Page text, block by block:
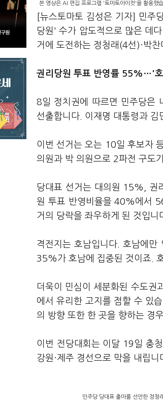
본 영상은 AI 편집 프로그램 '토마토아이컷'을 활용했
[뉴스토마토 김성은 기자] 민주
당원' 수가 압도적으로 많은 데
거에 도전하는 정청래(4선)·박
권리당원 투표 반영률 55%…'
8일 정치권에 따르면 민주당은
선출합니다. 이재명 대통령과 김
이번 선거는 오는 10일 후보자
의원과 박 의원으로 2파전 구도
당대표 선거는 대의원 15%, 권
원 투표 반영비율을 40%에서
거의 당락을 좌우하게 된 것입
격전지는 호남입니다. 호남에
35%가 호남에 집중된 것이죠.
더욱이 민심이 세분화된 수도권
에서 유리한 고지를 점할 수 있
의 방향 또한 한 곳을 향하는 경
이번 전당대회는 이달 19일 충
강원·제주 경선으로 막을 내립
민주당 당대표 출마를 선언한 정청